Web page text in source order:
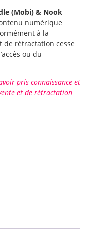
(Mobi) & Nook
numérique
à la
de rétractation cesse
ou du
pris connaissance et
et de rétractation